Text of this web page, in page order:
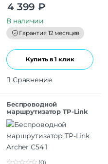
o
t
o
f
5
4 399 ₽
В наличии
Гарантия 12 месяцев
Купить в 1 клик
Сравнение
Беспроводной
маршрутизатор TP-Link
Archer C54
(0)